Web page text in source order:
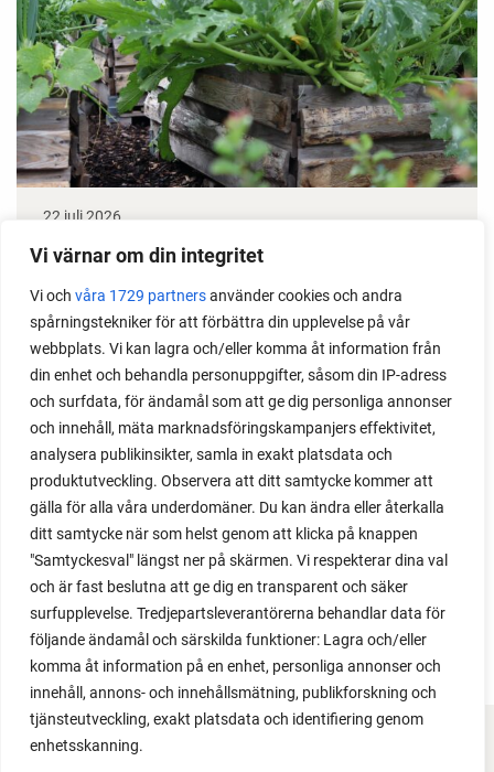
Vi värnar om din integritet
Vi och våra 1729 partnersanvänder cookies och andra
spårningstekniker för att förbättra din upplevelse på vår
webbplats. Vi kan lagra och/eller komma åt information från
din enhet och behandla personuppgifter, såsom din IP-adress
och surfdata, för ändamål som att ge dig personliga annonser
och innehåll, mäta marknadsföringskampanjers effektivitet,
analysera publikinsikter, samla in exakt platsdata och
produktutveckling. Observera att ditt samtycke kommer att
gälla för alla våra underdomäner. Du kan ändra eller återkalla
ditt samtycke när som helst genom att klicka på knappen
"Samtyckesval" längst ner på skärmen. Vi respekterar dina val
och är fast beslutna att ge dig en transparent och säker
surfupplevelse. Tredjepartsleverantörerna behandlar data för
följande ändamål och särskilda funktioner: Lagra och/eller
komma åt information på en enhet, personliga annonser och
innehåll, annons- och innehållsmätning, publikforskning och
tjänsteutveckling, exakt platsdata och identifiering genom
enhetsskanning.
22 juli 2026
Odla stora växter på liten plats
Med det här smarta knepet kan du odla också stora
växter i en pallkrage tillsammans med andra växter.
Perfekt om du vill odla mycket i på liten yta.